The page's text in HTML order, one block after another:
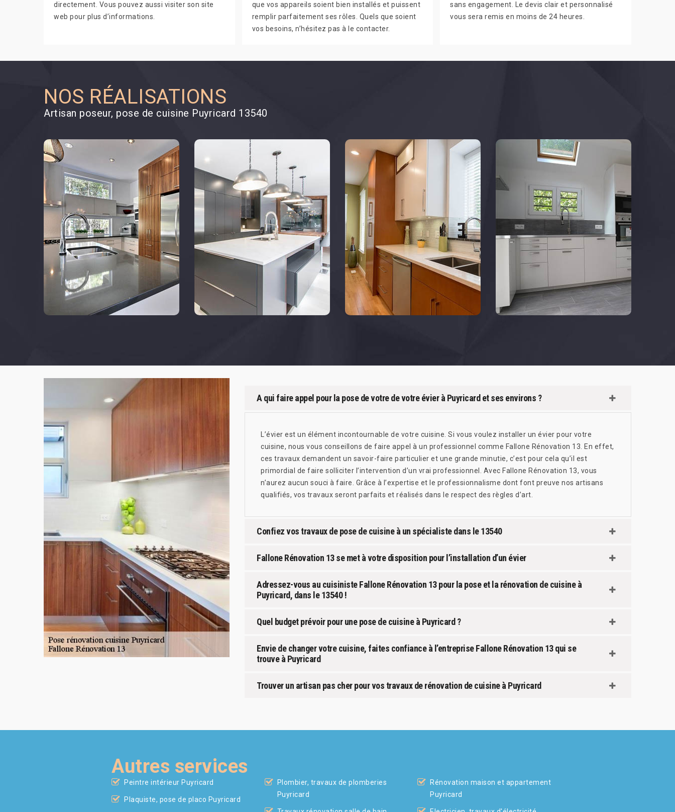
directement. Vous pouvez aussi visiter son site
web pour plus d’informations.
que vos appareils soient bien installés et puissent
remplir parfaitement ses rôles. Quels que soient
vos besoins, n’hésitez pas à le contacter.
sans engagement. Le devis clair et personnalisé
vous sera remis en moins de 24 heures.
NOS RÉALISATIONS
Artisan poseur, pose de cuisine Puyricard 13540
A qui faire appel pour la pose de votre de votre évier à Puyricard et ses environs ?
L’évier est un élément incontournable de votre cuisine. Si vous voulez installer un évier pour votre
cuisine, nous vous conseillons de faire appel à un professionnel comme Fallone Rénovation 13. En effet,
ces travaux demandent un savoir-faire particulier et une grande minutie, c’est pour cela qu’il est
primordial de faire solliciter l’intervention d’un vrai professionnel. Avec Fallone Rénovation 13, vous
n’aurez aucun souci à faire. Grâce à l’expertise et le professionnalisme dont font preuve nos artisans
qualifiés, vos travaux seront parfaits et réalisés dans le respect des règles d’art.
Confiez vos travaux de pose de cuisine à un spécialiste dans le 13540
Fallone Rénovation 13 se met à votre disposition pour l’installation d’un évier
Adressez-vous au cuisiniste Fallone Rénovation 13 pour la pose et la rénovation de cuisine à
Puyricard, dans le 13540 !
Quel budget prévoir pour une pose de cuisine à Puyricard ?
Envie de changer votre cuisine, faites confiance à l’entreprise Fallone Rénovation 13 qui se
trouve à Puyricard
Trouver un artisan pas cher pour vos travaux de rénovation de cuisine à Puyricard
Autres services
Peintre intérieur Puyricard
Plaquiste, pose de placo Puyricard
Plombier, travaux de plomberies
Puyricard
Rénovation maison et appartement
Puyricard